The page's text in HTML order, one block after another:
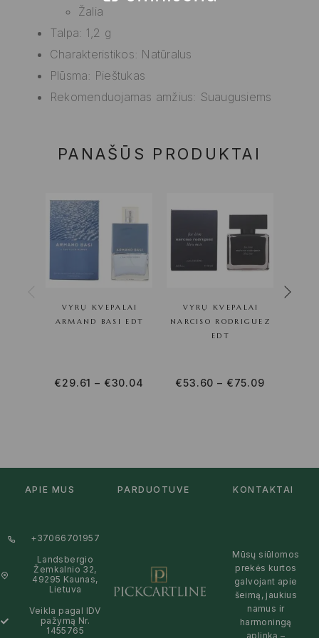
Žalia
Talpa: 1,2 g
Charakteristikos: Natūralus
Plūsma: Pieštukas
Rekomenduojamas amžius: Suaugusiems
PANAŠŪS PRODUKTAI
VYRŲ KVEPALAI
ARMAND BASI EDT
€29.61 – €30.04
VYRŲ KVEPALAI
NARCISO RODRIGUEZ
EDT
€53.60 – €75.09
APIE MUS PARDUOTUVĖ KONTAKTAI
+37066701957
Landsbergio
Žemkalnio 32,
49295 Kaunas,
Lietuva
Veikla pagal IDV
pažymą Nr.
1455765
Mūsų siūlomos
prekės kurtos
galvojant apie
šeimą, jaukius
namus ir
harmoningą
aplinką –